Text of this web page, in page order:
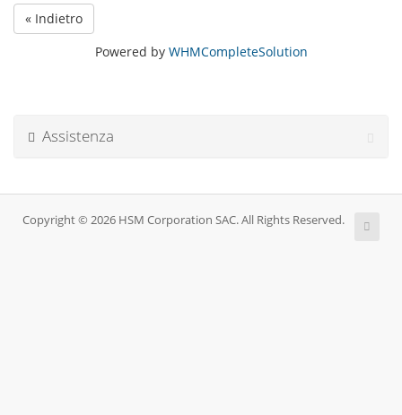
« Indietro
Powered by WHMCompleteSolution
Assistenza
Copyright © 2026 HSM Corporation SAC. All Rights Reserved.